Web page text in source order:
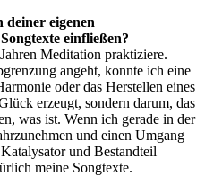
deiner eigenen
einfließen?
Meditation praktiziere.
angeht, konnte ich eine
oder das Herstellen eines
erzeugt, sondern darum, das
was ist. Wenn ich gerade in der
und einen Umgang
und Bestandteil
meine Songtexte.